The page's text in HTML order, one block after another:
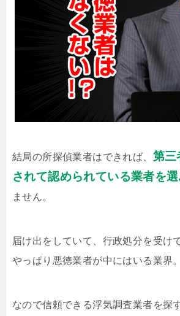
結局の所探偵業者はできれば、 第三
されて認められている業者を
ません。
届け出をしていて、行政処分を受け
やっぱり悪徳業者が中にはいる業界。
なので信頼できる浮気調査業者を探